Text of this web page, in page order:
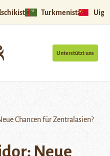
Turkmenistan
Unterstützt uns
Chancen für Zentralasien?
Neue